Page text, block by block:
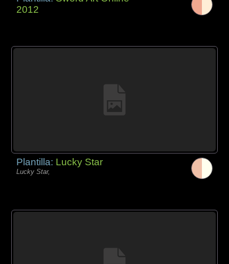
2012
Plantilla: Lucky Star
Lucky Star,